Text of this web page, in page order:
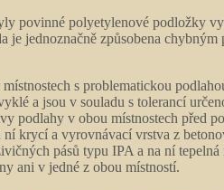
povinné polyetylenové podložky
jednoznačně způsobena
s problematickou
a jsou v souladu s tolerancí
podlahy v obou místnostech
krycí a vyrovnávací vrstva z
pásů typu IPA a na ní
ani v jedné z obou místností.